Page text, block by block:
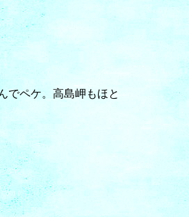
でペケ。高島岬もほと